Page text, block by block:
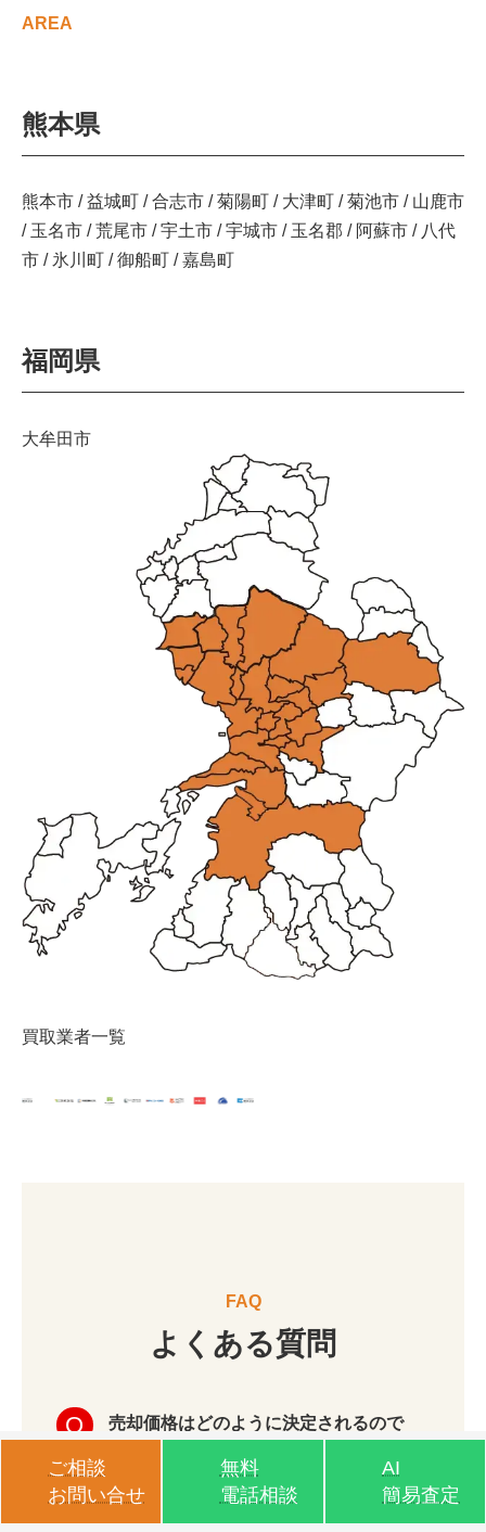
AREA
熊本県
熊本市 / 益城町 / 合志市 / 菊陽町 / 大津町 / 菊池市 / 山鹿市
/ 玉名市 / 荒尾市 / 宇土市 / 宇城市 / 玉名郡 / 阿蘇市 / 八代
市 / 氷川町 / 御船町 / 嘉島町
福岡県
大牟田市
買取業者一覧
FAQ
よくある質問
売却価格はどのように決定されるので
不動産の価格には、売出価格、成約価
ご相談
お問い合せ
無料
電話相談
AI
簡易査定